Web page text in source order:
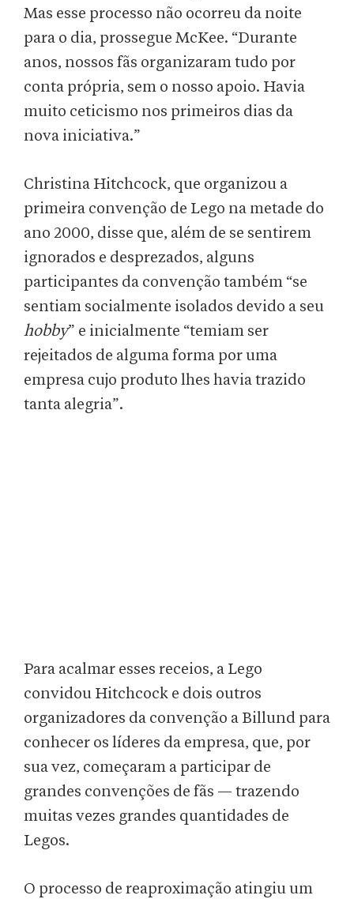
Mas esse processo não ocorreu da noite
para o dia, prossegue McKee. “Durante
anos, nossos fãs organizaram tudo por
conta própria, sem o nosso apoio. Havia
muito ceticismo nos primeiros dias da
nova iniciativa.”
Christina Hitchcock, que organizou a
primeira convenção de Lego na metade do
ano 2000, disse que, além de se sentirem
ignorados e desprezados, alguns
participantes da convenção também “se
sentiam socialmente isolados devido a seu
hobby” e inicialmente “temiam ser
rejeitados de alguma forma por uma
empresa cujo produto lhes havia trazido
tanta alegria”.
Para acalmar esses receios, a Lego
convidou Hitchcock e dois outros
organizadores da convenção a Billund para
conhecer os líderes da empresa, que, por
sua vez, começaram a participar de
grandes convenções de fãs — trazendo
muitas vezes grandes quantidades de
Legos.
O processo de reaproximação atingiu um